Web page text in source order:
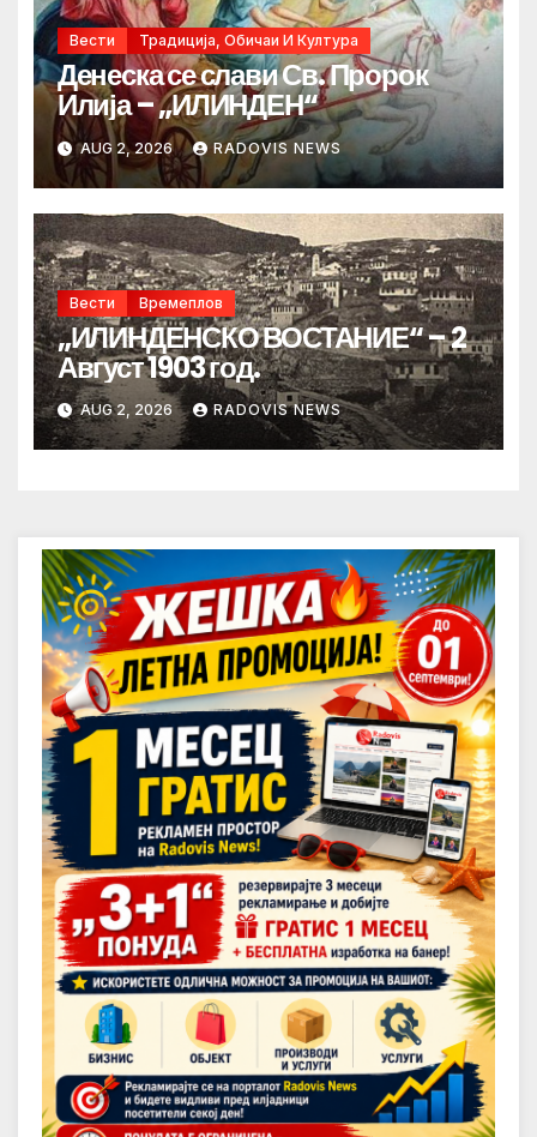
Вести Традиција, Обичаи И Култура
Денеска се слави Св. Пророк
Илија – „ИЛИНДЕН“
AUG 2, 2026 RADOVIS NEWS
Вести Времеплов
„ИЛИНДЕНСКО ВОСТАНИЕ“ – 2
Август 1903 год.
AUG 2, 2026 RADOVIS NEWS